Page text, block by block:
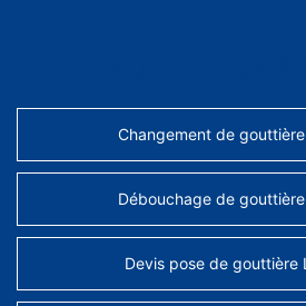
Changement de
Débouchage de
Devis pose de gouttière